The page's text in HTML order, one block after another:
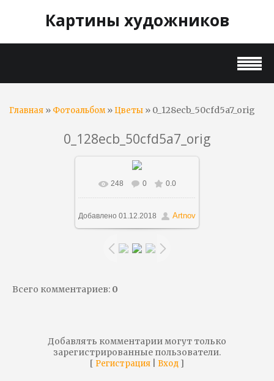
Картины художников
Главная » Фотоальбом» Цветы » 0_128ecb_50cfd5a7_orig
0_128ecb_50cfd5a7_orig
В реальном размере
900x1086 / 418.0Kb
248 0 0.0
Добавлено 01.12.2018 Artnov
Всего комментариев: 0
Добавлять комментарии могут только
зарегистрированные пользователи.
[ Регистрация Вход ]